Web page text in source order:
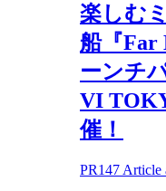
楽しむ
船『Far
ーンチ
VI
催！
PR147 Article